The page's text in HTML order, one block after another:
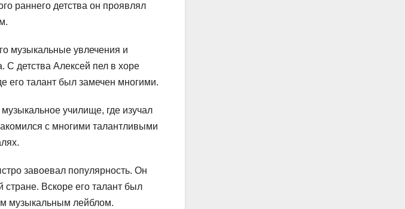
раннего детства он проявлял
музыкальные увлечения и
С детства Алексей пел в хоре
его талант был замечен многими.
училище, где изучал
с многими талантливыми
завоевал популярность. Он
стране. Вскоре его талант был
музыкальным лейблом.